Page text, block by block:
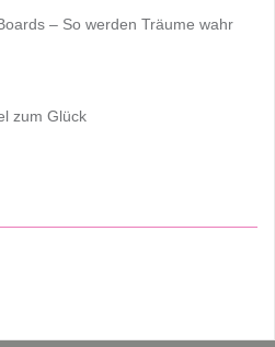
– So werden Träume wahr
zum Glück